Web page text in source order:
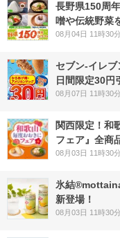
長野県150周
噌や伝統野菜
08月04日 11時30分
セブン‐イレ
日間限定30円
08月07日 11時30分
関西限定！和
フェア』全商
08月03日 11時30分
氷結
新登場！
08月03日 11時30分